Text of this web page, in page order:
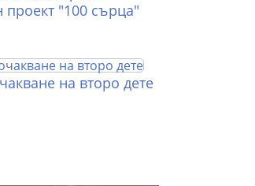
проект "100 сърца"
на второ дете